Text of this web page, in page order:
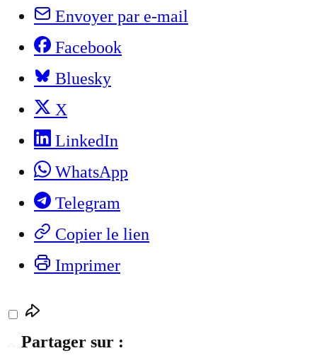
Envoyer par e-mail
Facebook
Bluesky
X
LinkedIn
WhatsApp
Telegram
Copier le lien
Imprimer
Partager sur :